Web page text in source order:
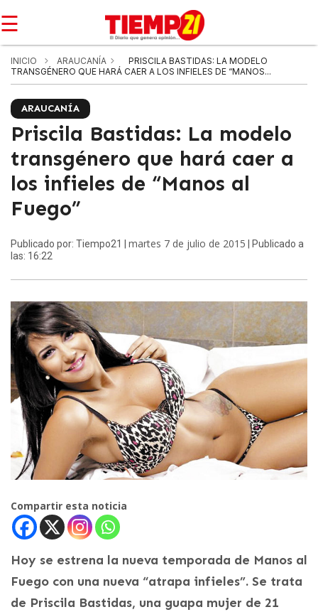
☰
INICIO ARAUCANÍA
PRISCILA BASTIDAS: LA MODELO
TRANSGÉNERO QUE HARÁ CAER A LOS INFIELES DE “MANOS...
ARAUCANÍA
Priscila Bastidas: La modelo
transgénero que hará caer a
los infieles de “Manos al
Fuego”
Publicado por: Tiempo21 | martes 7 de julio de 2015 | Publicado a
las: 16:22
Compartir esta noticia
Hoy se estrena la nueva temporada de Manos al
Fuego con una nueva “atrapa infieles”. Se trata
de Priscila Bastidas, una guapa mujer de 21